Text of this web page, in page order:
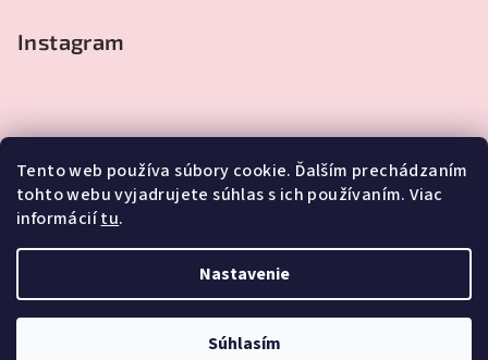
Tento web používa súbory cookie. Ďalším prechádzaním
tohto webu vyjadrujete súhlas s ich používaním. Viac
informáciítu.
Nastavenie
Súhlasím
Instagram
Sledovať na Instagrame